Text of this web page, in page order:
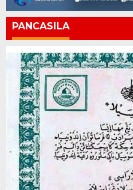
PANCASILA